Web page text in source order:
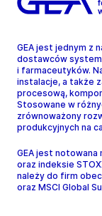
GEA jest jednym z
dostawców
i farmaceutyków.
instalacje, a także
procesową,
Stosowane w
zrównoważony
produkcyjnych na
GEA jest notowana
oraz indeksie
należy do firm
oraz MSCI Global